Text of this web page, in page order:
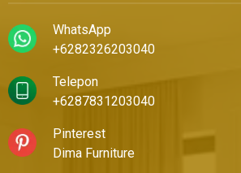
WhatsApp
+6282326203040
Telepon
+6287831203040
Pinterest
Dima Furniture